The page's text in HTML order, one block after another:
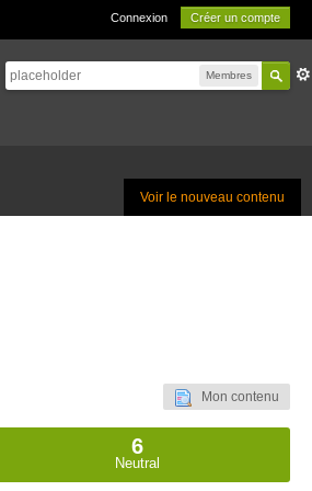
Connexion Créer un compte
Membres
Voir le nouveau contenu
Mon contenu
6
Neutral